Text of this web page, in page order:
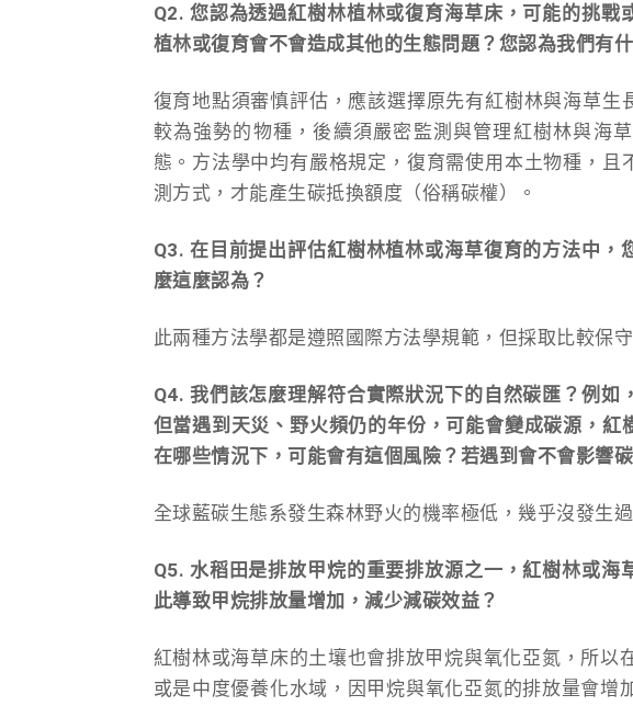
Q2. 您認為透過紅樹林植林或復育海草床，可能的挑
植林或復育會不會造成其他的生態問題？您認為我們有
復育地點須審慎評估，應該選擇原先有紅樹林與海草
較為強勢的物種，後續須嚴密監測與管理紅樹林與海
態。方法學中均有嚴格規定，復育需使用本土物種，
測方式，才能產生碳抵換額度（俗稱碳權）。
Q3. 在目前提出評估紅樹林植林或海草復育的方法中
麼這麼認為？
此兩種方法學都是遵照國際方法學規範，但採取比較保
Q4. 我們該怎麼理解符合實際狀況下的自然碳匯？例如
但當遇到天災、野火頻仍的年份，可能會變成碳源，紅
在哪些情況下，可能會有這個風險？若遇到會不會影響
全球藍碳生態系發生森林野火的機率極低，幾乎沒發生過
Q5. 水稻田是排放甲烷的重要排放源之一，紅樹林或海
此導致甲烷排放量增加，減少減碳效益？
紅樹林或海草床的土壤也會排放甲烷與氧化亞氮，所以
或是中度優養化水域，因甲烷與氧化亞氮的排放量會增